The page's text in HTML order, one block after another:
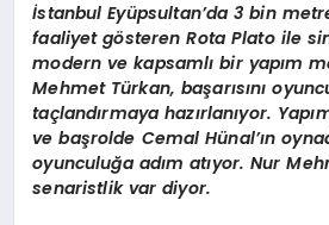
İstanbul Eyüpsultan’da 3 bin
faaliyet gösteren Rota Plato ile
modern ve kapsamlı bir yapım
Mehmet Türkan, başarısını
taçlandırmaya hazırlanıyor.
ve başrolde Cemal Hünal’ın
oyunculuğa adım atıyor. Nur
senaristlik var diyor.